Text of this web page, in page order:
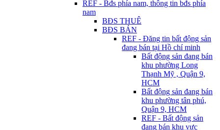
REF - Bđs phía nam, thông tin bđs phía
nam
BĐS THUÊ
BĐS BÁN
REF - Đăng tin bất động sản
đang bán tại Hồ chí minh
Bất động sản đang bán
khu phường Long
Thạnh Mỹ , Quận 9,
HCM
Bất động sản đang bán
khu phường tân phú,
Quận 9, HCM
REF - Bất động sản
đang bán khu vực